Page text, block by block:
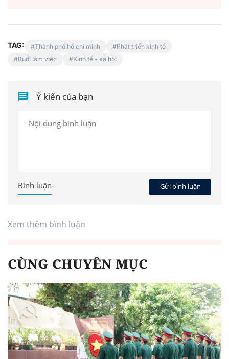
TAG: Thành phố hồ chí minh
Phát triển kinh tế
Buổi làm việc
Kinh tế - xã hội
Ý kiến của bạn
Gửi bình luận
Bình luận
Xem thêm bình luận
CÙNG CHUYÊN MỤC